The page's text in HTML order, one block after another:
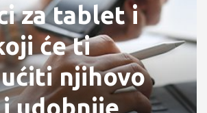
za tablet i
će ti
njihovo
udobnije